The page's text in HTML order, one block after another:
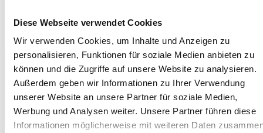
Diese Webseite verwendet Cookies
Wir verwenden Cookies, um Inhalte und Anzeigen zu
personalisieren, Funktionen für soziale Medien anbieten zu
können und die Zugriffe auf unsere Website zu analysieren.
Außerdem geben wir Informationen zu Ihrer Verwendung
unserer Website an unsere Partner für soziale Medien,
Werbung und Analysen weiter. Unsere Partner führen diese
Informationen möglicherweise mit weiteren Daten
sind mit*markiert
Kommentar*